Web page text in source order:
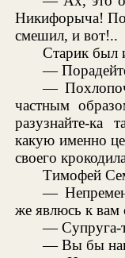
Никифорыча!
смешил, и вот!..
Старик был
—
—
частным
разузнайте-ка
какую именно
своего
Тимофей
—
же явлюсь к вам
— Супруга-
— Вы бы